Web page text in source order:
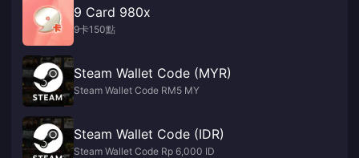
9 Card 980x
9卡150點
Steam Wallet Code (MYR)
Steam Wallet Code RM5 MY
Steam Wallet Code (IDR)
Steam Wallet Code Rp 6,000 ID